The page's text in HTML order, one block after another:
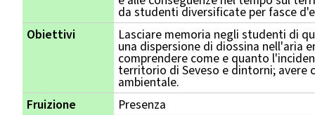
da studenti diversificate per fasce
Obiettivi
Lasciare memoria negli studenti di
una dispersione di diossina nell'aria
comprendere come e quanto
territorio di Seveso e dintorni; avere
ambientale.
Fruizione
Presenza